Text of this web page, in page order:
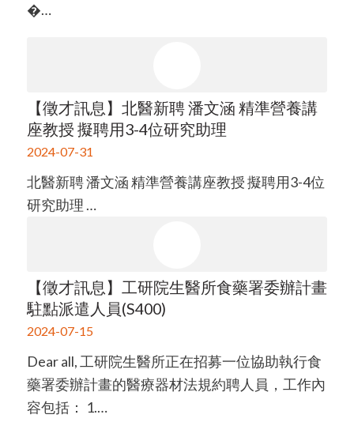
�…
【徵才訊息】北醫新聘 潘文涵 精準營養講
座教授 擬聘用3-4位研究助理
2024-07-31
北醫新聘 潘文涵 精準營養講座教授 擬聘用3-4位
研究助理 …
【徵才訊息】工研院生醫所食藥署委辦計畫
駐點派遣人員(S400)
2024-07-15
Dear all, 工研院生醫所正在招募一位協助執行食
藥署委辦計畫的醫療器材法規約聘人員，工作內
容包括： 1.…